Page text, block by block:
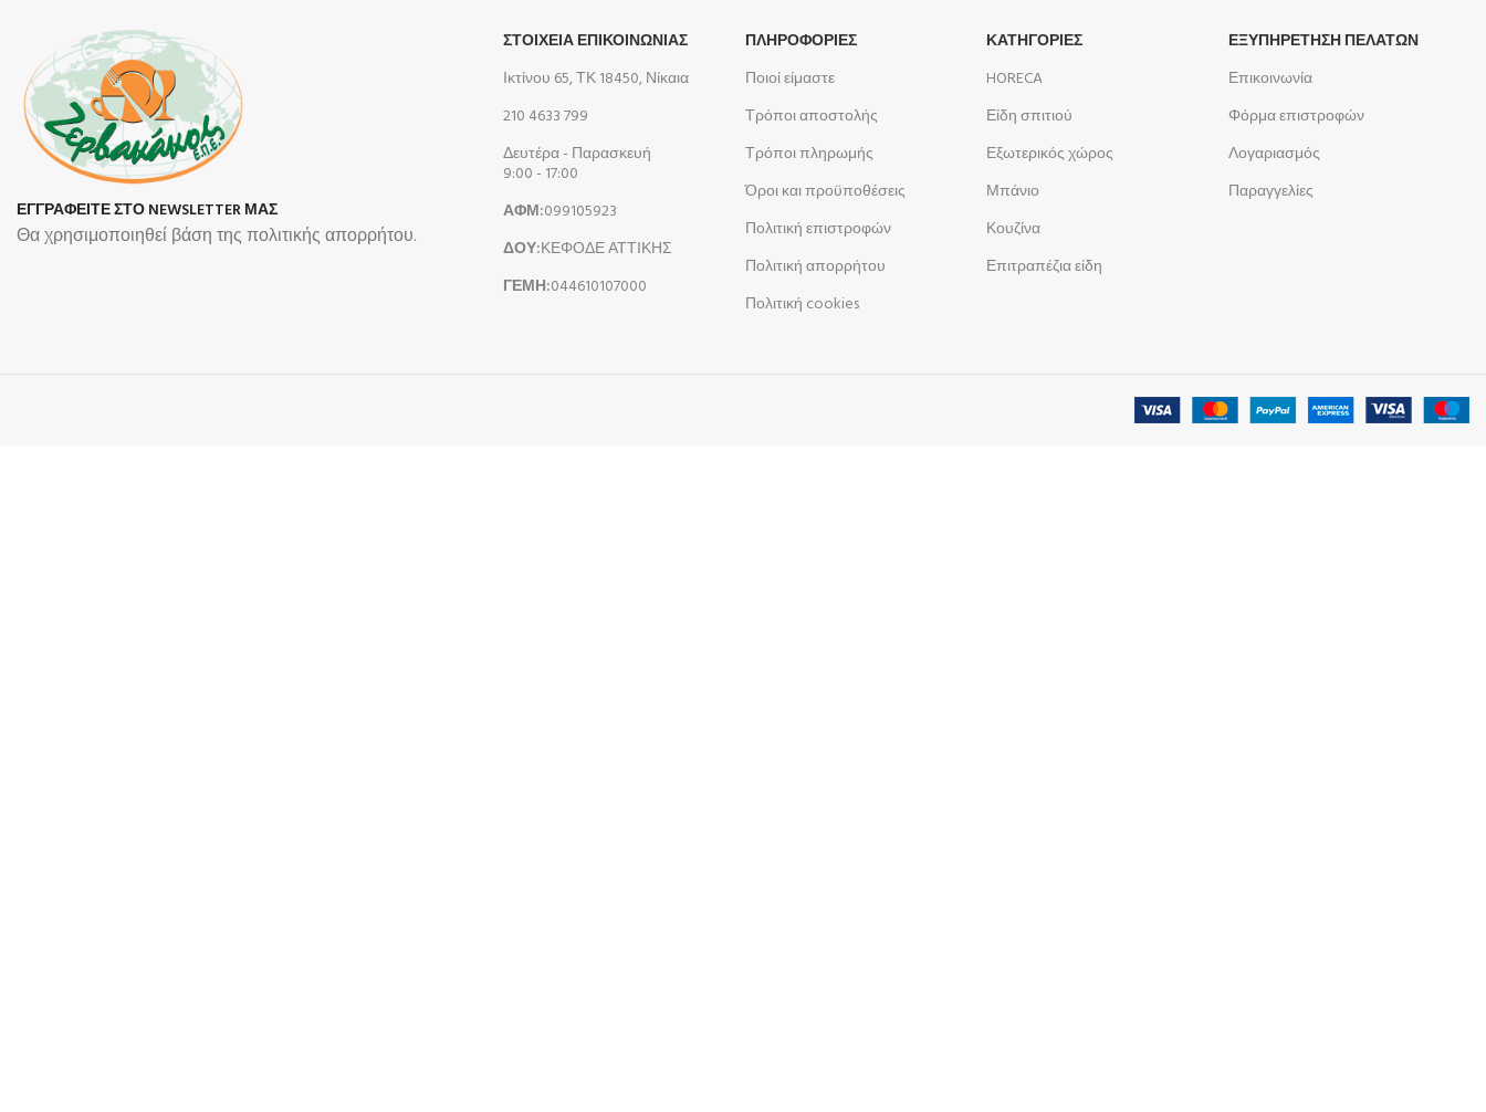
ΕΓΓΡΑΦΕΙΤΕ ΣΤΟ NEWSLETTER ΜΑΣ
Θα χρησιμοποιηθεί βάση της πολιτικής απορρήτου.
ΣΤΟΙΧΕΙΑ ΕΠΙΚΟΙΝΩΝΙΑΣ
Ικτίνου 65, ΤΚ 18450, Νίκαια
210 4633 799
Δευτέρα - Παρασκευή
9:00 - 17:00
ΑΦΜ:099105923
ΔΟΥ:ΚΕΦΟΔΕ ΑΤΤΙΚΗΣ
ΓΕΜΗ:044610107000
ΠΛΗΡΟΦΟΡΊΕΣ
Ποιοί είμαστε
Τρόποι αποστολής
Τρόποι πληρωμής
Όροι και προϋποθέσεις
Πολιτική επιστροφών
Πολιτική απορρήτου
Πολιτική cookies
ΚΑΤΗΓΟΡΙΕΣ
HORECA
Είδη σπιτιού
Εξωτερικός χώρος
Μπάνιο
Κουζίνα
Επιτραπέζια είδη
ΕΞΥΠΗΡΕΤΗΣΗ ΠΕΛΑΤΩΝ
Επικοινωνία
Φόρμα επιστροφών
Λογαριασμός
Παραγγελίες